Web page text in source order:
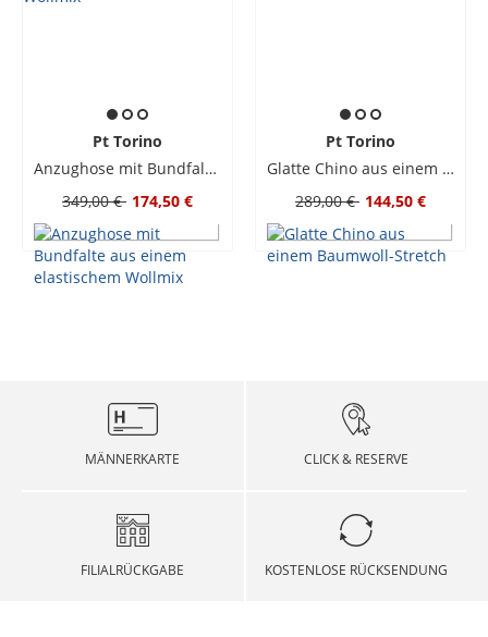
Pt Torino
Anzughose mit Bundfalte aus einem elastischem Wollmix
349,00 € 174,50 €
Pt Torino
Glatte Chino aus einem Baumwoll-Stretch
289,00 € 144,50 €
MÄNNERKARTE CLICK & RESERVE
FILIALRÜCKGABE KOSTENLOSE RÜCKSENDUNG